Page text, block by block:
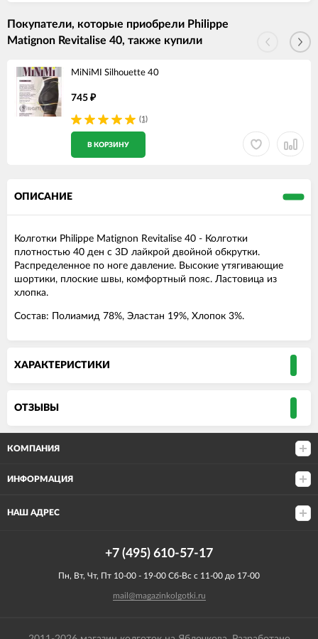
Покупатели, которые приобрели Philippe
Matignon Revitalise 40, также купили
MiNiMI Silhouette 40
745 ₽
(1)
В КОРЗИНУ
ОПИСАНИЕ
Колготки Philippe Matignon Revitalise 40 - Колготки
плотностью 40 ден с 3D лайкрой двойной обкрутки.
Распределенное по ноге давление. Высокие утягивающие
шортики, плоские швы, комфортный пояс. Ластовица из
хлопка.
Состав: Полиамид 78%, Эластан 19%, Хлопок 3%.
ХАРАКТЕРИСТИКИ
ОТЗЫВЫ
КОМПАНИЯ
ИНФОРМАЦИЯ
НАШ АДРЕС
+7 (495) 610-57-17
Пн, Вт, Чт, Пт 10-00 - 19-00 Сб-Вс с 11-00 до 17-00
mail@magazinkolgotki.ru